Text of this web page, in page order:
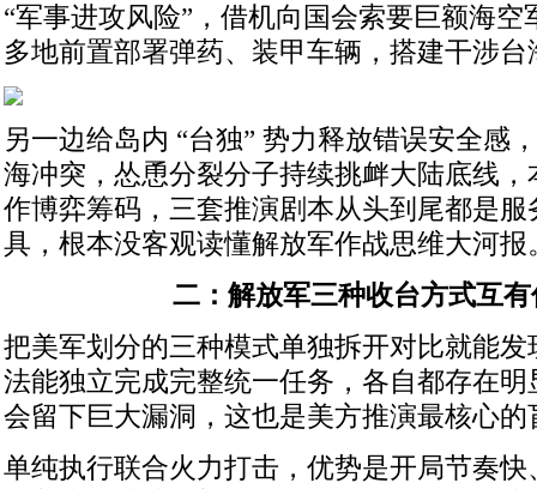
“军事进攻风险”，借机向国会索要巨额海
多地前置部署弹药、装甲车辆，搭建干涉
另一边给岛内 “台独” 势力释放错误安全感
海冲突，怂恿分裂分子持续挑衅大陆底线
作博弈筹码，三套推演剧本从头到尾都是
具，根本没客观读懂解放军作战思维大河报
二：解放军三种收台方式互
把美军划分的三种模式单独拆开对比就能
法能独立完成完整统一任务，各自都存在
会留下巨大漏洞，这也是美方推演最核心的
单纯执行联合火力打击，优势是开局节奏